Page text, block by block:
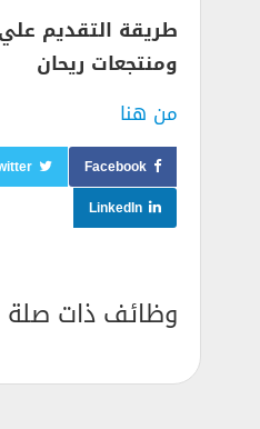
طريقة التقديم
ومنتجعات ريحان
من هنا
Facebook
LinkedIn
وظائف ذات صلة